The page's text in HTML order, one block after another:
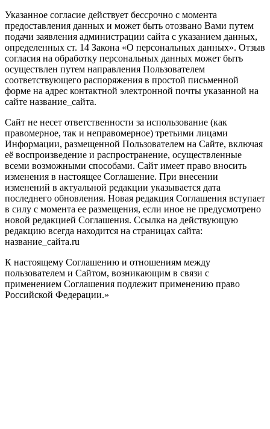
Указанное согласие действует бессрочно с момента
предоставления данных и может быть отозвано Вами путем
подачи заявления администрации сайта с указанием данных,
определенных ст. 14 Закона «О персональных данных». Отзыв
согласия на обработку персональных данных может быть
осуществлен путем направления Пользователем
соответствующего распоряжения в простой письменной
форме на адрес контактной электронной почты указанной на
сайте название_сайта.
Сайт не несет ответственности за использование (как
правомерное, так и неправомерное) третьими лицами
Информации, размещенной Пользователем на Сайте, включая
её воспроизведение и распространение, осуществленные
всеми возможными способами. Сайт имеет право вносить
изменения в настоящее Соглашение. При внесении
изменений в актуальной редакции указывается дата
последнего обновления. Новая редакция Соглашения вступает
в силу с момента ее размещения, если иное не предусмотрено
новой редакцией Соглашения. Ссылка на действующую
редакцию всегда находится на страницах сайта:
название_сайта.ru
К настоящему Соглашению и отношениям между
пользователем и Сайтом, возникающим в связи с
применением Соглашения подлежит применению право
Российской Федерации.»